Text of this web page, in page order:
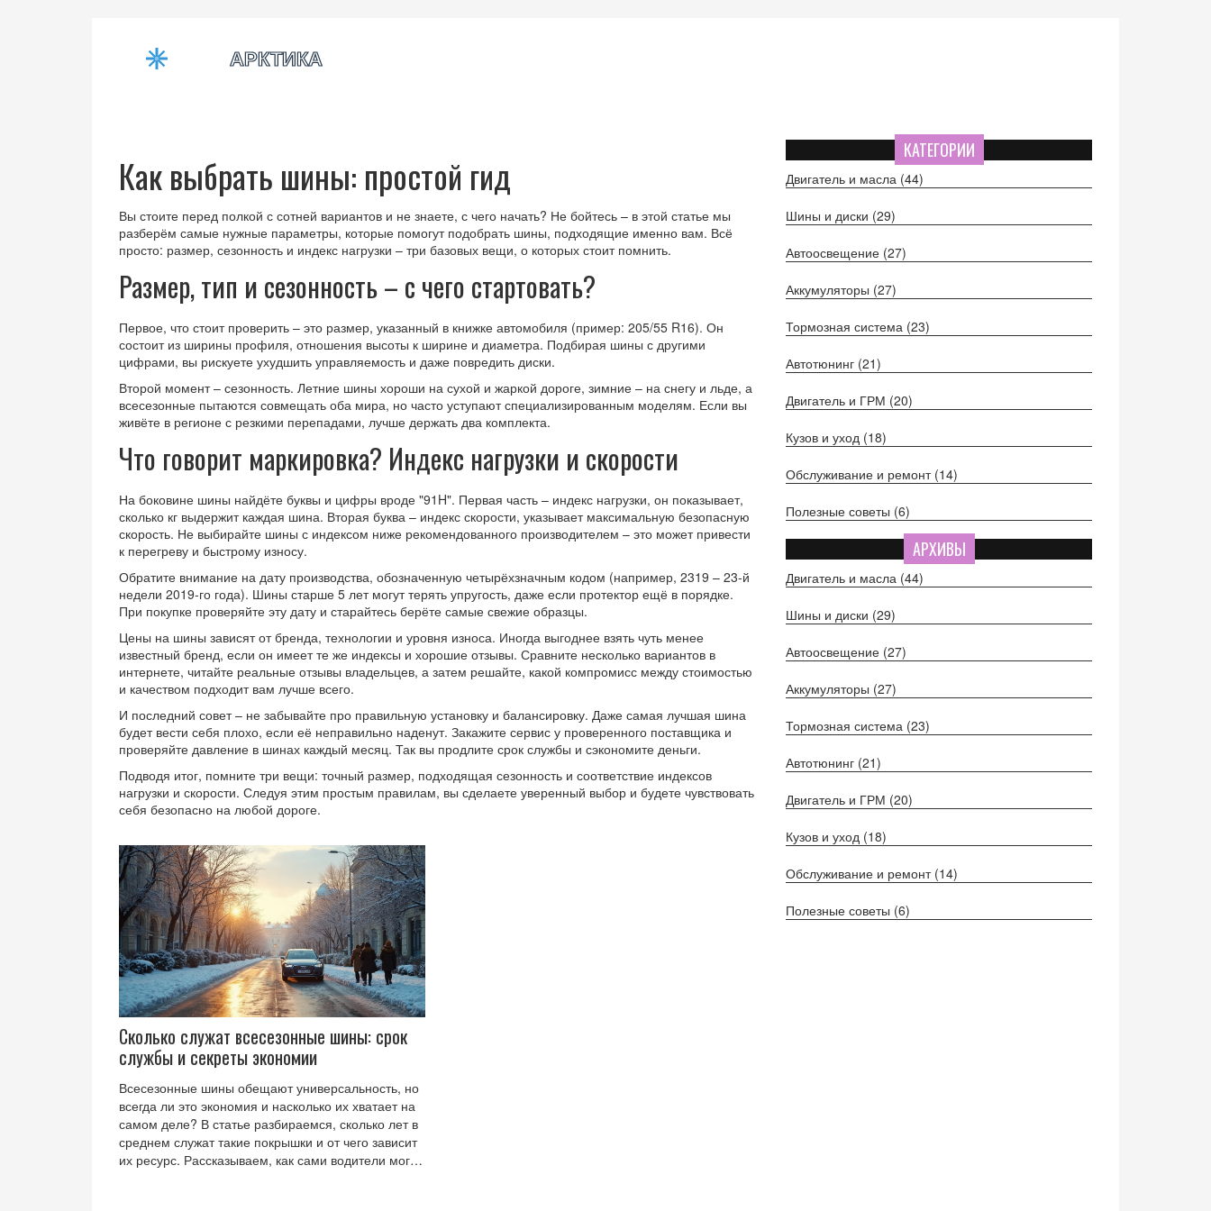
Как выбрать шины: простой гид
Вы стоите перед полкой с сотней вариантов и не знаете, с чего начать? Не бойтесь – в этой статье мы
разберём самые нужные параметры, которые помогут подобрать шины, подходящие именно вам. Всё
просто: размер, сезонность и индекс нагрузки – три базовых вещи, о которых стоит помнить.
Размер, тип и сезонность – с чего стартовать?
Первое, что стоит проверить – это размер, указанный в книжке автомобиля (пример: 205/55 R16). Он
состоит из ширины профиля, отношения высоты к ширине и диаметра. Подбирая шины с другими
цифрами, вы рискуете ухудшить управляемость и даже повредить диски.
Второй момент – сезонность. Летние шины хороши на сухой и жаркой дороге, зимние – на снегу и льде, а
всесезонные пытаются совмещать оба мира, но часто уступают специализированным моделям. Если вы
живёте в регионе с резкими перепадами, лучше держать два комплекта.
Что говорит маркировка? Индекс нагрузки и скорости
На боковине шины найдёте буквы и цифры вроде "91H". Первая часть – индекс нагрузки, он показывает,
сколько кг выдержит каждая шина. Вторая буква – индекс скорости, указывает максимальную безопасную
скорость. Не выбирайте шины с индексом ниже рекомендованного производителем – это может привести
к перегреву и быстрому износу.
Обратите внимание на дату производства, обозначенную четырёхзначным кодом (например, 2319 – 23‑й
недели 2019‑го года). Шины старше 5 лет могут терять упругость, даже если протектор ещё в порядке.
При покупке проверяйте эту дату и старайтесь берёте самые свежие образцы.
Цены на шины зависят от бренда, технологии и уровня износа. Иногда выгоднее взять чуть менее
известный бренд, если он имеет те же индексы и хорошие отзывы. Сравните несколько вариантов в
интернете, читайте реальные отзывы владельцев, а затем решайте, какой компромисс между стоимостью
и качеством подходит вам лучше всего.
И последний совет – не забывайте про правильную установку и балансировку. Даже самая лучшая шина
будет вести себя плохо, если её неправильно наденут. Закажите сервис у проверенного поставщика и
проверяйте давление в шинах каждый месяц. Так вы продлите срок службы и сэкономите деньги.
Подводя итог, помните три вещи: точный размер, подходящая сезонность и соответствие индексов
нагрузки и скорости. Следуя этим простым правилам, вы сделаете уверенный выбор и будете чувствовать
себя безопасно на любой дороге.
Сколько служат всесезонные шины: срок
службы и секреты экономии
Всесезонные шины обещают универсальность, но
всегда ли это экономия и насколько их хватает на
самом деле? В статье разбираемся, сколько лет в
среднем служат такие покрышки и от чего зависит
их ресурс. Рассказываем, как сами водители могут
КАТЕГОРИИ
Двигатель и масла (44)
Шины и диски (29)
Автоосвещение (27)
Аккумуляторы (27)
Тормозная система (23)
Автотюнинг (21)
Двигатель и ГРМ (20)
Кузов и уход (18)
Обслуживание и ремонт (14)
Полезные советы (6)
АРХИВЫ
Двигатель и масла (44)
Шины и диски (29)
Автоосвещение (27)
Аккумуляторы (27)
Тормозная система (23)
Автотюнинг (21)
Двигатель и ГРМ (20)
Кузов и уход (18)
Обслуживание и ремонт (14)
Полезные советы (6)